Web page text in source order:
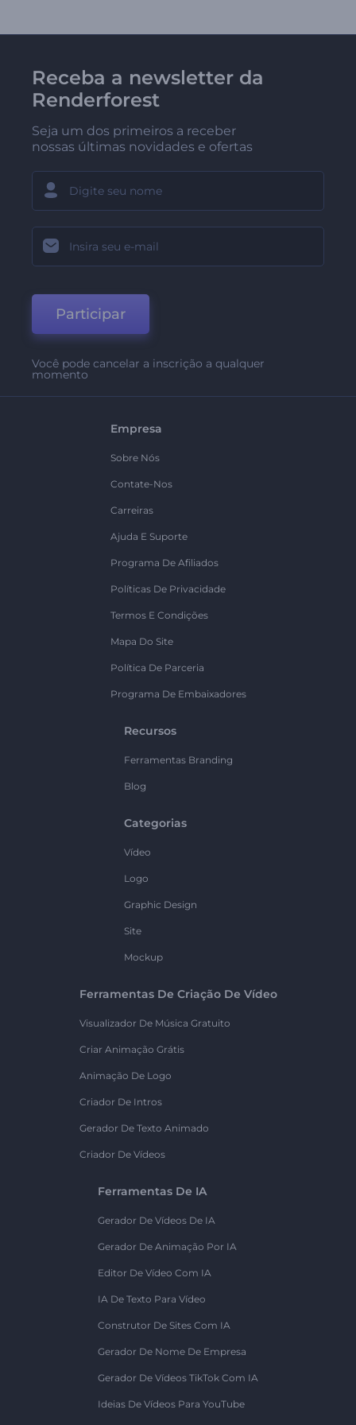
Receba a newsletter da
Renderforest
Seja um dos primeiros a receber
nossas últimas novidades e ofertas
Participar
Você pode cancelar a inscrição a qualquer
momento
Empresa
Sobre Nós
Contate-Nos
Carreiras
Ajuda E Suporte
Programa De Afiliados
Políticas De Privacidade
Termos E Condições
Mapa Do Site
Política De Parceria
Programa De Embaixadores
Recursos
Ferramentas Branding
Blog
Categorias
Vídeo
Logo
Graphic Design
Site
Mockup
Ferramentas De Criação De Vídeo
Visualizador De Música Gratuito
Criar Animação Grátis
Animação De Logo
Criador De Intros
Gerador De Texto Animado
Criador De Vídeos
Ferramentas De IA
Gerador De Vídeos De IA
Gerador De Animação Por IA
Editor De Vídeo Com IA
IA De Texto Para Vídeo
Construtor De Sites Com IA
Gerador De Nome De Empresa
Gerador De Vídeos TikTok Com IA
Ideias De Vídeos Para YouTube